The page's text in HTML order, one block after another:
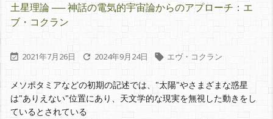
土星理論 ── 神話の電気的宇宙論からのアプローチ：エ
ブ・コクラン
 2021年7月26日  2024年9月24日  エヴ・コクラン
メソポタミアなどの初期の記述では、"太陽"やさまざまな惑星
は"ありえない"位置にあり、天文学的な現実を無視した動きをし
ているとされている